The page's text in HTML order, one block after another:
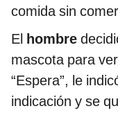
comida sin
El hombre
mascota para
“Espera”, le
indicación y se